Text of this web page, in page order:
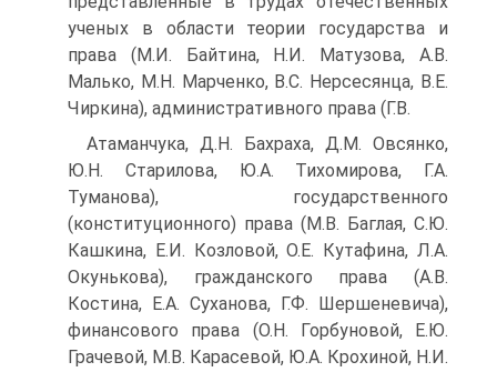
ученых в области теории государства и
права (М.И. Байтина, Н.И. Матузова, А.В.
Малько, М.Н. Марченко, В.С. Нерсесянца, В.Е.
Чиркина), административного права (Г.В.
Атаманчука, Д.Н. Бахраха, Д.М. Овсянко,
Ю.Н. Старилова, Ю.А. Тихомирова, Г.А.
Туманова), государственного
(конституционного) права (М.В. Баглая, С.Ю.
Кашкина, Е.И. Козловой, О.Е. Кутафина, Л.А.
Окунькова), гражданского права (А.В.
Костина, Е.А. Суханова, Г.Ф. Шершеневича),
финансового права (О.Н. Горбуновой, Е.Ю.
Грачевой, М.В. Карасевой, Ю.А. Крохиной, Н.И.